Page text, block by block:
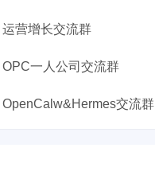
运营增长交流群
OPC一人公司交流群
OpenCalw&Hermes交流群